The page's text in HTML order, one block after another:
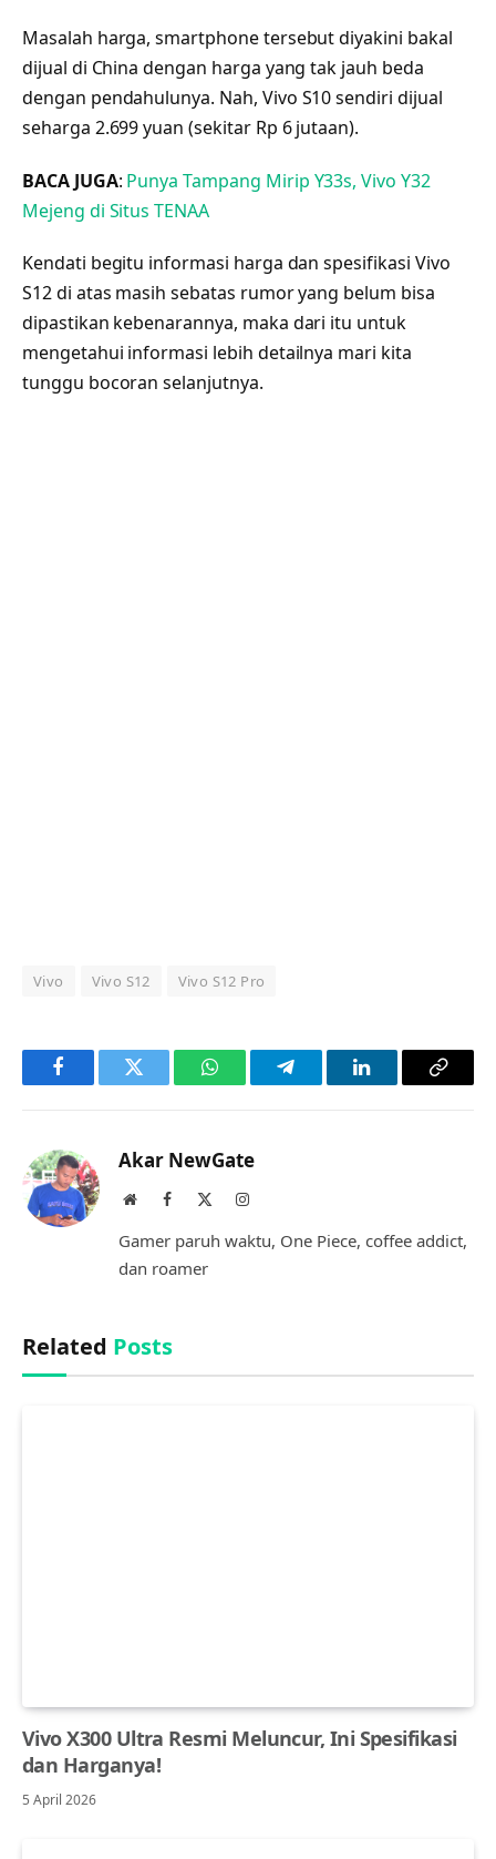
Masalah harga, smartphone tersebut diyakini bakal
dijual di China dengan harga yang tak jauh beda
dengan pendahulunya. Nah, Vivo S10 sendiri dijual
seharga 2.699 yuan (sekitar Rp 6 jutaan).
BACA JUGA: Punya Tampang Mirip Y33s, Vivo Y32
Mejeng di Situs TENAA
Kendati begitu informasi harga dan spesifikasi Vivo
S12 di atas masih sebatas rumor yang belum bisa
dipastikan kebenarannya, maka dari itu untuk
mengetahui informasi lebih detailnya mari kita
tunggu bocoran selanjutnya.
Vivo Vivo S12 Vivo S12 Pro
FacebookTwitter WhatsAppTelegramLinkedInCopy
Akar NewGate
WebsiteFacebook Instagram
Gamer paruh waktu, One Piece, coffee addict,
dan roamer
Related Posts
Vivo X300 Ultra Resmi Meluncur, Ini Spesifikasi
dan Harganya!
5 April 2026